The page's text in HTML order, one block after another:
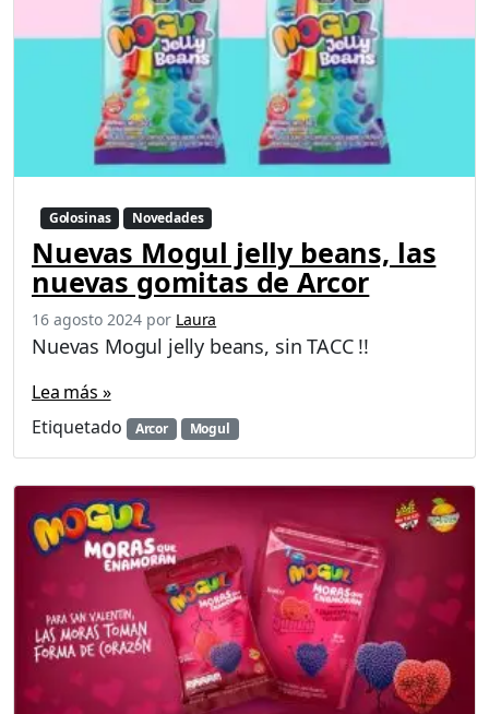
Golosinas Novedades
Nuevas Mogul jelly beans, las
nuevas gomitas de Arcor
16 agosto 2024 por Laura
Nuevas Mogul jelly beans, sin TACC !!
Lea más »
Etiquetado
Arcor Mogul